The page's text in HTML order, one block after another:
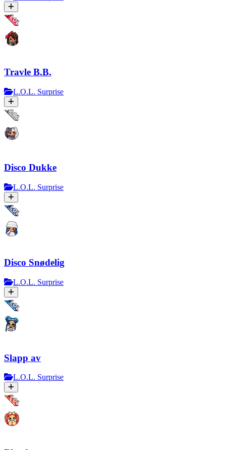
Travle B.B.
L.O.L. Surprise
Disco Dukke
L.O.L. Surprise
Disco Snødelig
L.O.L. Surprise
Slapp av
L.O.L. Surprise